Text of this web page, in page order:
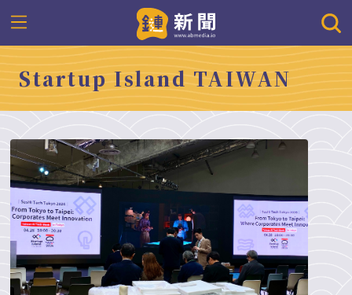
Startup Island TAIWAN